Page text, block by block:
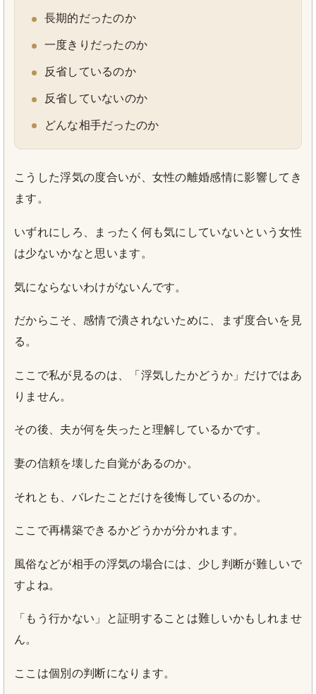
長期的だったのか
一度きりだったのか
反省しているのか
反省していないのか
どんな相手だったのか
こうした浮気の度合いが、女性の離婚感情に影響してき
ます。
いずれにしろ、まったく何も気にしていないという女性
は少ないかなと思います。
気にならないわけがないんです。
だからこそ、感情で潰されないために、まず度合いを見
る。
ここで私が見るのは、「浮気したかどうか」だけではあ
りません。
その後、夫が何を失ったと理解しているかです。
妻の信頼を壊した自覚があるのか。
それとも、バレたことだけを後悔しているのか。
ここで再構築できるかどうかが分かれます。
風俗などが相手の浮気の場合には、少し判断が難しいで
すよね。
「もう行かない」と証明することは難しいかもしれませ
ん。
ここは個別の判断になります。